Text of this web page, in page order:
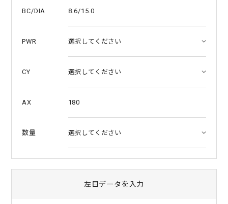
BC/DIA 8.6/15.0
PWR
CY
AX 180
数量
左目データを入力